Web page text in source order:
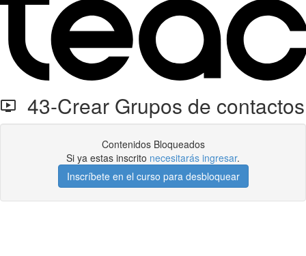
43-Crear Grupos de contactos
Contenidos Bloqueados
Si ya estas inscrito necesitarás ingresar.
Inscríbete en el curso para desbloquear